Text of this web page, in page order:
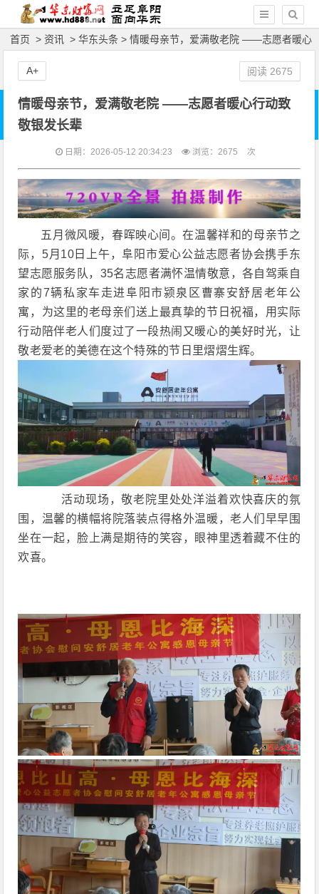
首页 >资讯 >华东头条 > 情暖母亲节，爱满敬老院 ——志愿者暖心
行动致敬银发长辈
情暖母亲节，爱满敬老院 ——志愿者暖心行动致
敬银发长辈
日期：2026-05-12 20:34:23 浏览：2675 次
五月微风暖，春晖映心间。在温馨祥和的母亲节之
际，5月10日上午，阜阳市爱心公益志愿者协会携手东
望志愿服务队，35名志愿者满怀温情敬意，各自驾乘自
家的7辆私家车走进阜阳市颍泉区曹寨安舒居老年公
寓，为这里的老母亲们送上最真挚的节日祝福，用实际
行动陪伴老人们度过了一段热闹又暖心的美好时光，让
敬老爱老的美德在这个特殊的节日里熠熠生辉。
活动现场，敬老院里处处洋溢着欢快喜庆的氛
围，温馨的横幅将院落装点得格外温暖，老人们早早围
坐在一起，脸上满是期待的笑容，眼神里透着藏不住的
欢喜。
阅读 2675
A+